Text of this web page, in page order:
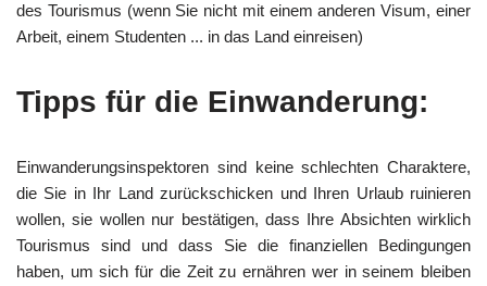
des Tourismus (wenn Sie nicht mit einem anderen Visum, einer
Arbeit, einem Studenten ... in das Land einreisen)
Tipps für die Einwanderung:
Einwanderungsinspektoren sind keine schlechten Charaktere,
die Sie in Ihr Land zurückschicken und Ihren Urlaub ruinieren
wollen, sie wollen nur bestätigen, dass Ihre Absichten wirklich
Tourismus sind und dass Sie die finanziellen Bedingungen
haben, um sich für die Zeit zu ernähren wer in seinem bleiben